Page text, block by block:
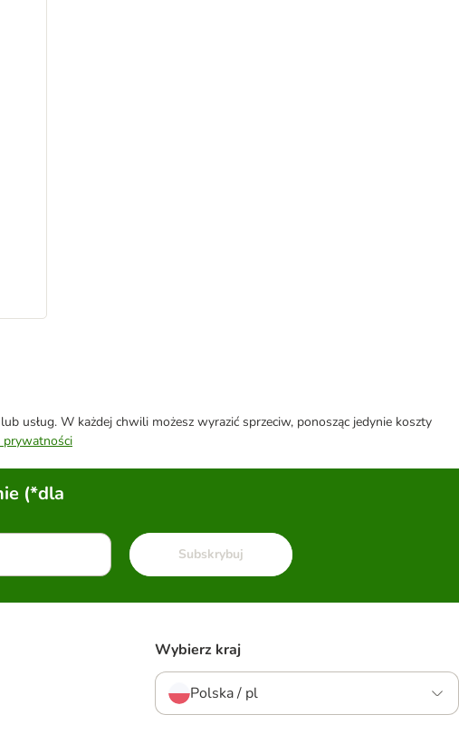
usług. W każdej chwili możesz wyrazić sprzeciw, ponosząc jedynie koszty
prywatności
(*dla
Subskrybuj
Wybierz kraj
Polska / pl